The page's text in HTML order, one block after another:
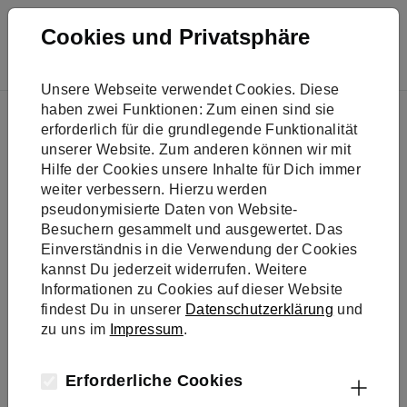
Skip to main navigation
Skip to main content
Skip to page footer
You are here:
Presse
Vorreiter für langjähriges Klimaschutz-Engagement
gewürdigt
Cookies und Privatsphäre
Unsere Webseite verwendet Cookies. Diese
haben zwei Funktionen: Zum einen sind sie
erforderlich für die grundlegende Funktionalität
unserer Website. Zum anderen können wir mit
Hilfe der Cookies unsere Inhalte für Dich immer
weiter verbessern. Hierzu werden
pseudonymisierte Daten von Website-
Besuchern gesammelt und ausgewertet. Das
Einverständnis in die Verwendung der Cookies
kannst Du jederzeit widerrufen. Weitere
Informationen zu Cookies auf dieser Website
findest Du in unserer Datenschutzerklärung und
zu uns im Impressum.
Erforderliche Cookies